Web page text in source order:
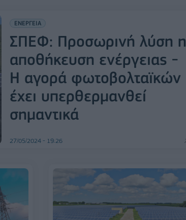
ΕΝΕΡΓΕΙΑ
ΣΠΕΦ: Προσωρινή λύση η
αποθήκευση ενέργειας -
Η αγορά φωτοβολταϊκών
έχει υπερθερμανθεί
σημαντικά
27/05/2024 - 19:26